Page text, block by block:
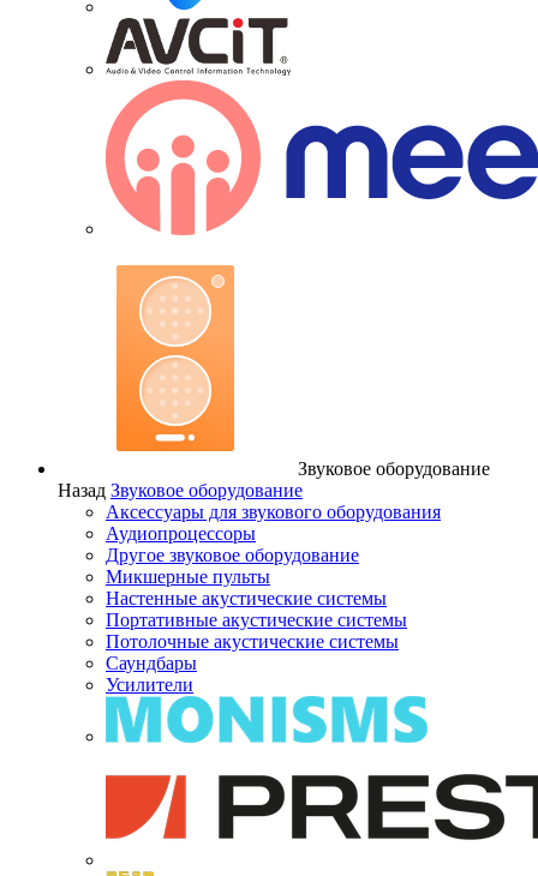
Звуковое оборудование
Назад Звуковое оборудование
Аксессуары для звукового оборудования
Аудиопроцессоры
Другое звуковое оборудование
Микшерные пульты
Настенные акустические системы
Портативные акустические системы
Потолочные акустические системы
Саундбары
Усилители